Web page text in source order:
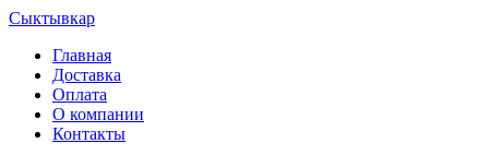
Сыктывкар
Главная
Доставка
Оплата
О компании
Контакты